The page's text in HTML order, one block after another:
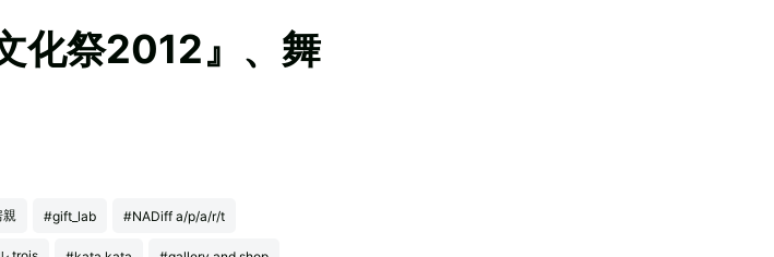
化祭2012』、舞
#gift_lab #NADiff a/p/a/r/t